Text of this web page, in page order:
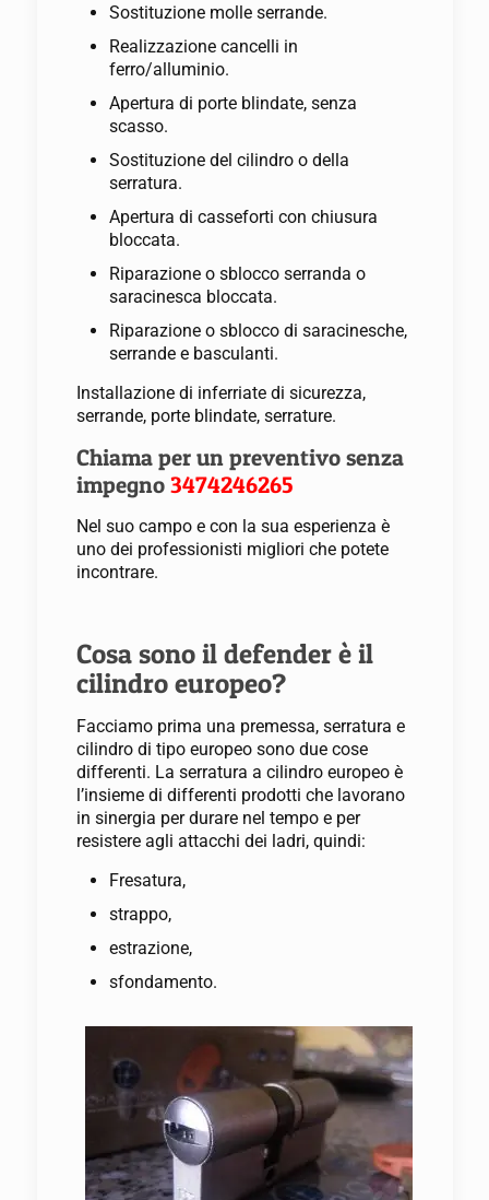
Sostituzione molle serrande.
Realizzazione cancelli in
ferro/alluminio.
Apertura di porte blindate, senza
scasso.
Sostituzione del cilindro o della
serratura.
Apertura di casseforti con chiusura
bloccata.
Riparazione o sblocco serranda o
saracinesca bloccata.
Riparazione o sblocco di saracinesche,
serrande e basculanti.
Installazione di inferriate di sicurezza,
serrande, porte blindate, serrature.
Chiama per un preventivo senza
impegno 3474246265
Nel suo campo e con la sua esperienza è
uno dei professionisti migliori che potete
incontrare.
Cosa sono il defender è il
cilindro europeo?
Facciamo prima una premessa, serratura e
cilindro di tipo europeo sono due cose
differenti. La serratura a cilindro europeo è
l’insieme di differenti prodotti che lavorano
in sinergia per durare nel tempo e per
resistere agli attacchi dei ladri, quindi:
Fresatura,
strappo,
estrazione,
sfondamento.